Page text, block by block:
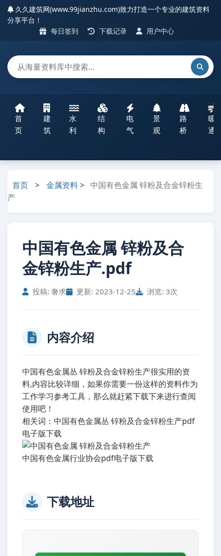
久久建筑网(www.99jianzhu.com)致力打造一个专业的建筑资料
分享平台！
每日签到
下载记录 用户中心
首
页
建
筑
水
利
结
构
电
气
景
观
路
桥
暖
通
首页 > 金属资料> 中国有色金属 锌粉及合金锌粉生
产
中国有色金属 锌粉及合
金锌粉生产.pdf
投稿: 奢求 更新: 2023-12-25 浏览: 3次
内容介绍
中国有色金属丛 锌粉及合金锌粉生产很实用的资
料,内容比较详细，如果你需要一份这样的资料作为
工作学习参考工具，那么就赶紧下载下来进行查阅
使用吧！
相关词：中国有色金属丛 锌粉及合金锌粉生产pdf
电子版下载
中国有色金属行业协会pdf电子版下载
下载地址